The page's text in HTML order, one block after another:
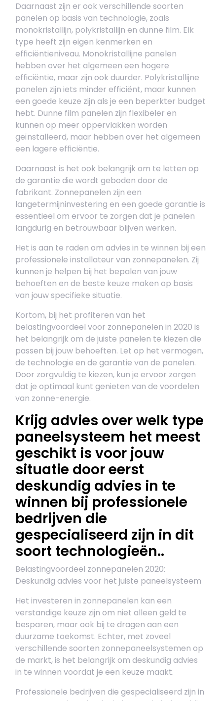
Daarnaast zijn er ook verschillende soorten
panelen op basis van technologie, zoals
monokristallijn, polykristallijn en dunne film. Elk
type heeft zijn eigen kenmerken en
efficiëntieniveau. Monokristallijne panelen
hebben over het algemeen een hogere
efficiëntie, maar zijn ook duurder. Polykristallijne
panelen zijn iets minder efficiënt, maar kunnen
een goede keuze zijn als je een beperkter budget
hebt. Dunne film panelen zijn flexibeler en
kunnen op meer oppervlakken worden
geïnstalleerd, maar hebben over het algemeen
een lagere efficiëntie.
Daarnaast is het ook belangrijk om te letten op
de garantie die wordt geboden door de
fabrikant. Zonnepanelen zijn een
langetermijninvestering en een goede garantie is
essentieel om ervoor te zorgen dat je panelen
langdurig en betrouwbaar blijven werken.
Het is aan te raden om advies in te winnen bij een
professionele installateur van zonnepanelen. Zij
kunnen je helpen bij het bepalen van jouw
behoeften en de beste keuze maken op basis
van jouw specifieke situatie.
Kortom, bij het profiteren van het
belastingvoordeel voor zonnepanelen in 2020 is
het belangrijk om de juiste panelen te kiezen die
passen bij jouw behoeften. Let op het vermogen,
de technologie en de garantie van de panelen.
Door zorgvuldig te kiezen, kun je ervoor zorgen
dat je optimaal kunt genieten van de voordelen
van zonne-energie.
Krijg advies over welk type
paneelsysteem het meest
geschikt is voor jouw
situatie door eerst
deskundig advies in te
winnen bij professionele
bedrijven die
gespecialiseerd zijn in dit
soort technologieën..
Belastingvoordeel zonnepanelen 2020:
Deskundig advies voor het juiste paneelsysteem
Het investeren in zonnepanelen kan een
verstandige keuze zijn om niet alleen geld te
besparen, maar ook bij te dragen aan een
duurzame toekomst. Echter, met zoveel
verschillende soorten zonnepaneelsystemen op
de markt, is het belangrijk om deskundig advies
in te winnen voordat je een keuze maakt.
Professionele bedrijven die gespecialiseerd zijn in